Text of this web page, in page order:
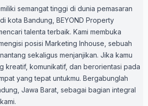
semangat tinggi di dunia pemasaran
kota Bandung, BEYOND Property
talenta terbaik. Kami membuka
posisi Marketing Inhouse, sebuah
sekaligus menjanjikan. Jika kamu
kreatif, komunikatif, dan berorientasi pada
yang tepat untukmu. Bergabunglah
Jawa Barat, sebagai bagian integral